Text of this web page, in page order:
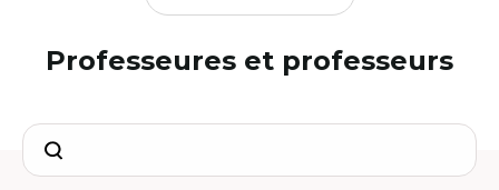
Professeures et professeurs
Search